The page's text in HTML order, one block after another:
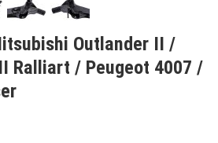
Outlander II /
Ralliart / Peugeot 4007 /